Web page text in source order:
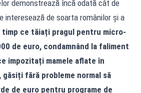
demonstrează încă odată cât de
interesează de soarta românilor și a
timp ce tăiați pragul pentru micro-
de euro, condamnând la faliment
impozitați mamele aflate în
fără probleme normal să
de euro pentru programe de